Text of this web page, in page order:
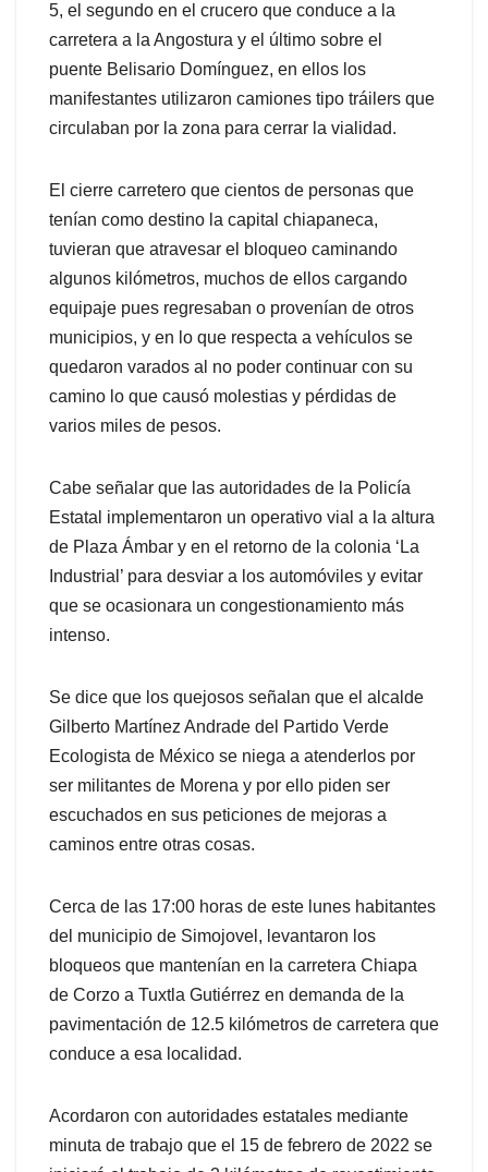
5, el segundo en el crucero que conduce a la
carretera a la Angostura y el último sobre el
puente Belisario Domínguez, en ellos los
manifestantes utilizaron camiones tipo tráilers que
circulaban por la zona para cerrar la vialidad.
El cierre carretero que cientos de personas que
tenían como destino la capital chiapaneca,
tuvieran que atravesar el bloqueo caminando
algunos kilómetros, muchos de ellos cargando
equipaje pues regresaban o provenían de otros
municipios, y en lo que respecta a vehículos se
quedaron varados al no poder continuar con su
camino lo que causó molestias y pérdidas de
varios miles de pesos.
Cabe señalar que las autoridades de la Policía
Estatal implementaron un operativo vial a la altura
de Plaza Ámbar y en el retorno de la colonia ‘La
Industrial’ para desviar a los automóviles y evitar
que se ocasionara un congestionamiento más
intenso.
Se dice que los quejosos señalan que el alcalde
Gilberto Martínez Andrade del Partido Verde
Ecologista de México se niega a atenderlos por
ser militantes de Morena y por ello piden ser
escuchados en sus peticiones de mejoras a
caminos entre otras cosas.
Cerca de las 17:00 horas de este lunes habitantes
del municipio de Simojovel, levantaron los
bloqueos que mantenían en la carretera Chiapa
de Corzo a Tuxtla Gutiérrez en demanda de la
pavimentación de 12.5 kilómetros de carretera que
conduce a esa localidad.
Acordaron con autoridades estatales mediante
minuta de trabajo que el 15 de febrero de 2022 se